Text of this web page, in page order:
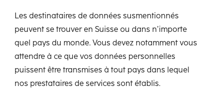
Les destinataires de données susmentionnés
peuvent se trouver en Suisse ou dans n’importe
quel pays du monde. Vous devez notamment vous
attendre à ce que vos données personnelles
puissent être transmises à tout pays dans lequel
nos prestataires de services sont établis.